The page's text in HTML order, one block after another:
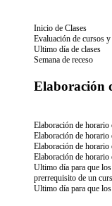
Inicio de Clases
Evaluación de cursos
Ultimo día de clases
Semana de receso
Elaboración
Elaboración de
Elaboración de
Elaboración de horario
Elaboración de horario
Ultimo día para que
prerrequisito de un
Ultimo día para que